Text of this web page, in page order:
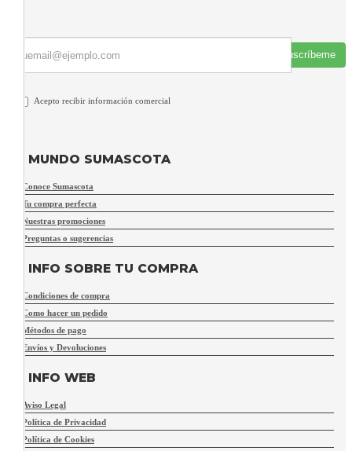
Suscríbeme
Acepto recibir información comercial
MUNDO SUMASCOTA
Conoce Sumascota
Tu compra perfecta
Nuestras promociones
Preguntas o sugerencias
INFO SOBRE TU COMPRA
Condiciones de compra
Como hacer un pedido
Métodos de pago
Envíos y Devoluciones
INFO WEB
Aviso Legal
Política de Privacidad
Política de Cookies